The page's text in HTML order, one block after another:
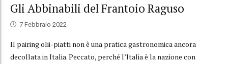
Gli Abbinabili del Frantoio Raguso
7 Febbraio 2022
Il pairing olii-piatti non è una pratica gastronomica ancora
decollata in Italia. Peccato, perché l’Italia è la nazione con